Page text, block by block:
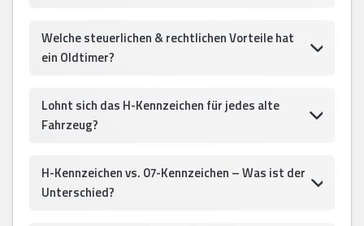
Welche steuerlichen & rechtlichen Vorteile hat
ein Oldtimer?
Lohnt sich das H-Kennzeichen für jedes alte
Fahrzeug?
H-Kennzeichen vs. 07-Kennzeichen – Was ist der
Unterschied?